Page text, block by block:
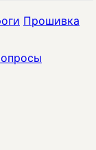
Прошивка